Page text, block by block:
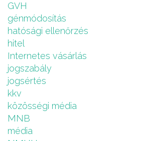
GVH
génmódosítás
hatósági ellenőrzés
hitel
Internetes vásárlás
jogszabály
jogsértés
kkv
közösségi média
MNB
média